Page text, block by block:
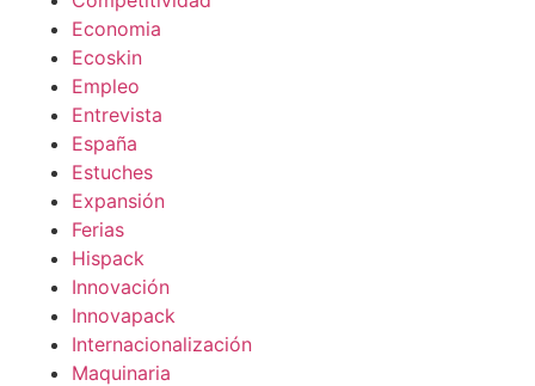
Economia
Ecoskin
Empleo
Entrevista
España
Estuches
Expansión
Ferias
Hispack
Innovación
Innovapack
Internacionalización
Maquinaria